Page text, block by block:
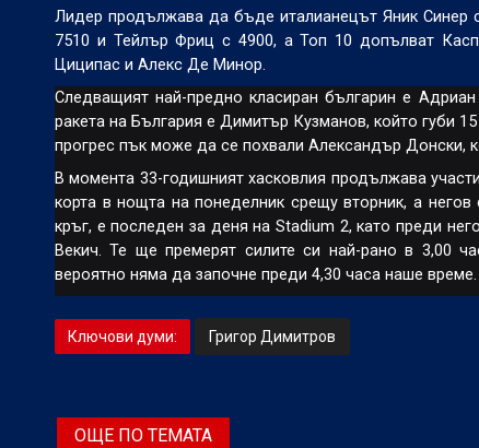
Лидер продължава да бъде италианецът Яник Синер
7510 и Тейлър Фриц с 4900, а Топ 10 допълват
Циципас и Алекс Де Минор.
Следващият най-предно класиран българин е
ракета на България е Димитър Кузманов, който губи
прогрес пък може да се похвали Александър Донски,
В момента 33-годишният хасковлия продължава
корта в нощта на понеделник срещу вторник, а
кръг, е последен за деня на Stadium 2, като преди
Векич. Те ще премерят силите си най-рано в 3,00
вероятно няма да започне преди 4,30 часа наше време.
Ключови думи: Григор Димитров
ОЩЕ ПО ТЕМАТА